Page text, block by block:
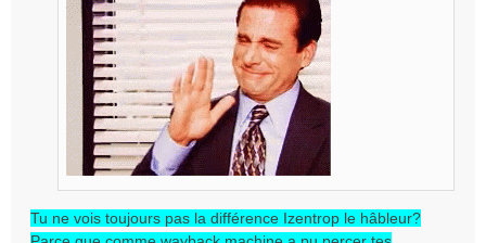
Tu ne vois toujours pas la différence Izentrop le hâbleur?